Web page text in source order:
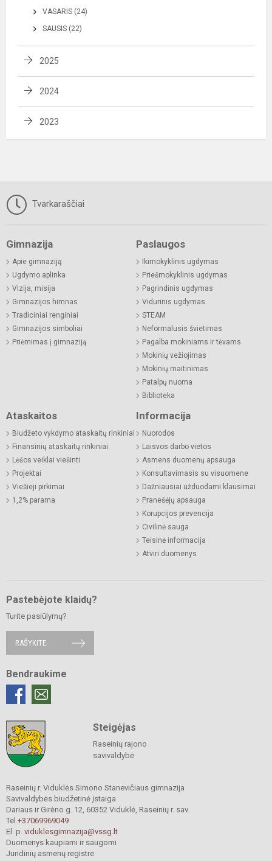
VASARIS (24)
SAUSIS (22)
2025
2024
2023
Tvarkaraščiai
Gimnazija
Apie gimnaziją
Ugdymo aplinka
Vizija, misija
Gimnazijos himnas
Tradiciniai renginiai
Gimnazijos simboliai
Priėmimas į gimnaziją
Paslaugos
Ikimokyklinis ugdymas
Priešmokyklinis ugdymas
Pagrindinis ugdymas
Vidurinis ugdymas
STEAM
Neformalusis švietimas
Pagalba mokiniams ir tėvams
Mokinių vežiojimas
Mokinių maitinimas
Patalpų nuoma
Biblioteka
Ataskaitos
Biudžeto vykdymo ataskaitų rinkiniai
Finansinių ataskaitų rinkiniai
Lėšos veiklai viešinti
Projektai
Viešieji pirkimai
1,2% parama
Informacija
Nuorodos
Laisvos darbo vietos
Asmens duomenų apsauga
Konsultavimasis su visuomene
Dažniausiai užduodami klausimai
Pranešėjų apsauga
Korupcijos prevencija
Civilinė sauga
Teisinė informacija
Atviri duomenys
Pastebėjote klaidų?
Turite pasiūlymų?
RAŠYKITE
Bendraukime
Steigėjas
Raseinių rajono
savivaldybė
Raseinių r. Viduklės Simono Stanevičiaus gimnazija
Savivaldybės biudžetinė įstaiga
Dariaus ir Girėno g. 12, 60352 Viduklė, Raseinių r. sav.
Tel.+37069969049
El. p. viduklesgimnazija@vssg.lt
Duomenys kaupiami ir saugomi
Juridinių asmenų registre